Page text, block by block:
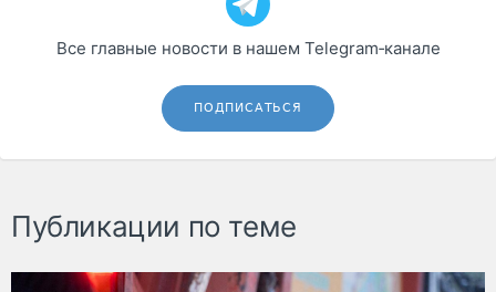
Все главные новости в нашем Telegram‑канале
ПОДПИСАТЬСЯ
Публикации по теме